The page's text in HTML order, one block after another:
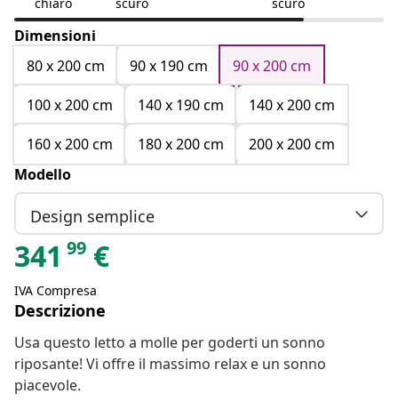
Dimensioni
80 x 200 cm
90 x 190 cm
90 x 200 cm
100 x 200 cm
140 x 190 cm
140 x 200 cm
160 x 200 cm
180 x 200 cm
200 x 200 cm
Modello
Design semplice
341 99 €
IVA Compresa
Descrizione
Usa questo letto a molle per goderti un sonno
riposante! Vi offre il massimo relax e un sonno
piacevole.